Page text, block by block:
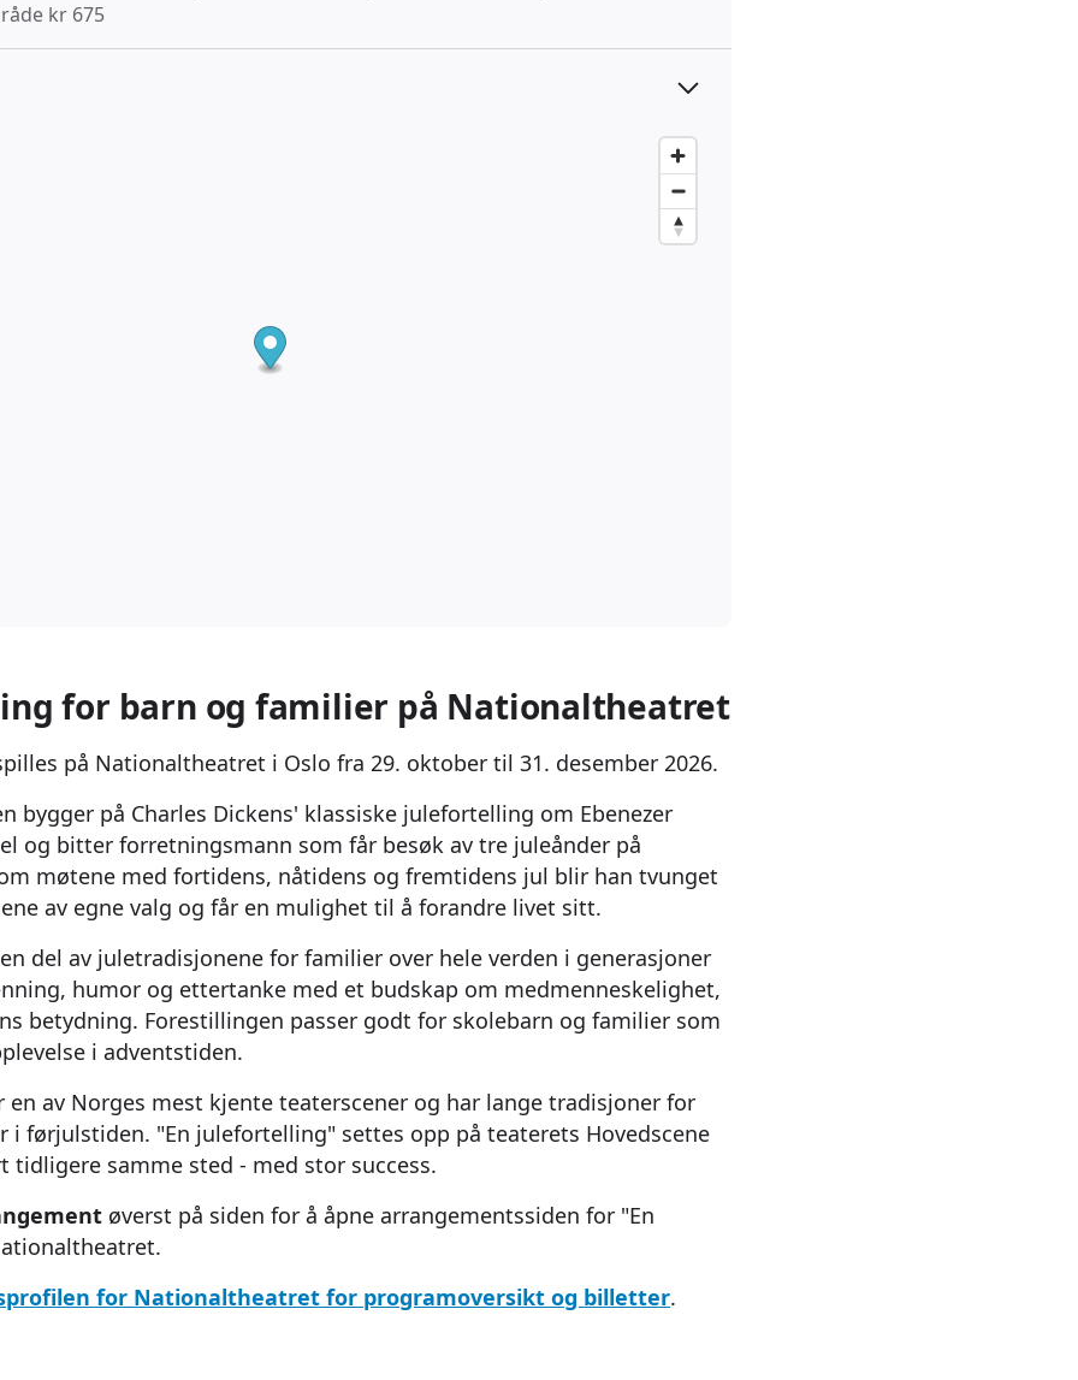
kr 675
for barn og familier på Nationaltheatret
på Nationaltheatret i Oslo fra 29. oktober til 31. desember 2026.
bygger på Charles Dickens' klassiske julefortelling om Ebenezer
og bitter forretningsmann som får besøk av tre juleånder på
møtene med fortidens, nåtidens og fremtidens jul blir han tvunget
av egne valg og får en mulighet til å forandre livet sitt.
del av juletradisjonene for familier over hele verden i generasjoner
humor og ettertanke med et budskap om medmenneskelighet,
betydning. Forestillingen passer godt for skolebarn og familier som
i adventstiden.
av Norges mest kjente teaterscener og har lange tradisjoner for
førjulstiden. "En julefortelling" settes opp på teaterets Hovedscene
samme sted - med stor success.
øverst på siden for å åpne arrangementssiden for "En
for Nationaltheatret for programoversikt og billetter.